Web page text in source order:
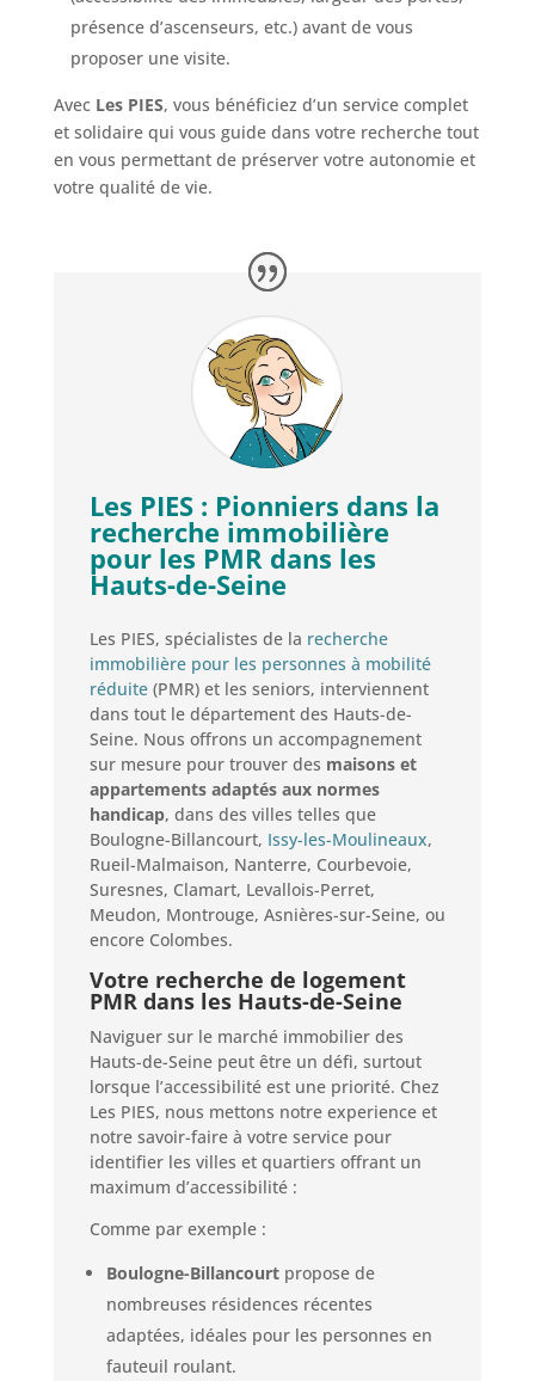
présence d’ascenseurs, etc.) avant de vous
proposer une visite.
Avec Les PIES, vous bénéficiez d’un service complet
et solidaire qui vous guide dans votre recherche tout
en vous permettant de préserver votre autonomie et
votre qualité de vie.
Les PIES : Pionniers dans la
recherche immobilière
pour les PMR dans les
Hauts-de-Seine
Les PIES, spécialistes de la recherche
immobilière pour les personnes à mobilité
réduite(PMR) et les seniors, interviennent
dans tout le département des Hauts-de-
Seine. Nous offrons un accompagnement
sur mesure pour trouver des maisons et
appartements adaptés aux normes
handicap, dans des villes telles que
Boulogne-Billancourt, Issy-les-Moulineaux,
Rueil-Malmaison, Nanterre, Courbevoie,
Suresnes, Clamart, Levallois-Perret,
Meudon, Montrouge, Asnières-sur-Seine, ou
encore Colombes.
Votre recherche de logement
PMR dans les Hauts-de-Seine
Naviguer sur le marché immobilier des
Hauts-de-Seine peut être un défi, surtout
lorsque l’accessibilité est une priorité. Chez
Les PIES, nous mettons notre experience et
notre savoir-faire à votre service pour
identifier les villes et quartiers offrant un
maximum d’accessibilité :
Comme par exemple :
Boulogne-Billancourtpropose de
nombreuses résidences récentes
adaptées, idéales pour les personnes en
fauteuil roulant.